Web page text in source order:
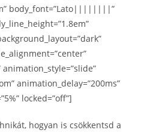
body_font=”Lato||||||||”
animation_delay=”200ms”
locked=”off”]
hogyan is csökkentsd a